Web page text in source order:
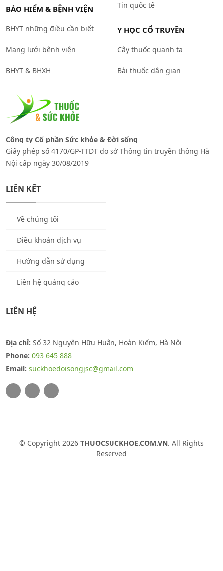
BẢO HIỂM & BỆNH VIỆN
BHYT những điều cần biết
Mạng lưới bệnh viện
BHYT & BHXH
Tin quốc tế
Y HỌC CỔ TRUYỀN
Cây thuốc quanh ta
Bài thuốc dân gian
Công ty Cổ phần Sức khỏe & Đời sống
Giấy phép số 4170/GP-TTDT do sở Thông tin truyền thông Hà
Nội cấp ngày 30/08/2019
LIÊN KẾT
Về chúng tôi
Điều khoản dịch vụ
Hướng dẫn sử dụng
Liên hệ quảng cáo
LIÊN HỆ
Địa chỉ: Số 32 Nguyễn Hữu Huân, Hoàn Kiếm, Hà Nội
Phone: 093 645 888
Email: suckhoedoisongjsc@gmail.com
© Copyright 2026 THUOCSUCKHOE.COM.VN. All Rights
Reserved